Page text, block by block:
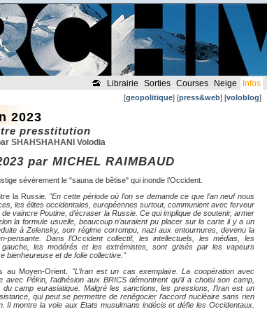
Librairie Sorties Courses Neige Infos
[geopolitique] [press&web] [voloblog]
2023
presstitution
SHAHSHAHANI Volodia
par MICHEL RAIMBAUD
sévèrement le "sauna de bêtise" qui inonde l’Occident.
la Russie. "En cette période où l’on se demande ce que l’an neuf nous
les élites occidentales, européennes surtout, communient avec ferveur
vaincre Poutine, d’écraser la Russie. Ce qui implique de soutenir, armer
la formule usuelle, beaucoup n’auraient pu placer sur la carte il y a un
à Zelensky, son régime corrompu, nazi aux entournures, devenu la
pensante. Dans l’Occident collectif, les intellectuels, les médias, les
les modérés et les extrémistes, sont grisés par les vapeurs
bienheureuse et de folie collective."
au Moyen-Orient.
"L’Iran est un cas exemplaire. La coopération avec
avec Pékin, l’adhésion aux BRICS démontrent qu’il a choisi son camp,
du camp eurasiatique. Malgré les sanctions, les pressions, l’Iran est un
qui peut se permettre de renégocier l’accord nucléaire sans rien
Il montre la voie aux Etats musulmans indécis et défie les Occidentaux.